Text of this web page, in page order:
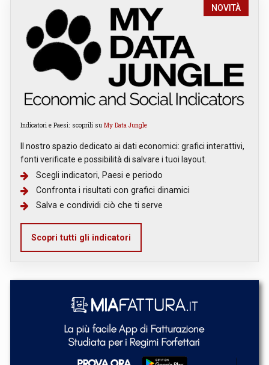
NOVITÀ
Indicatori e Paesi: scoprili su My Data Jungle
Il nostro spazio dedicato ai dati economici: grafici interattivi,
fonti verificate e possibilità di salvare i tuoi layout.
Scegli indicatori, Paesi e periodo
Confronta i risultati con grafici dinamici
Salva e condividi ciò che ti serve
Scopri tutti gli indicatori